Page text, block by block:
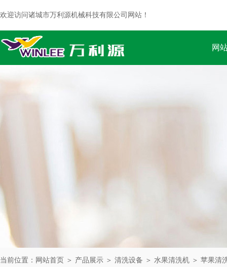
欢迎访问诸城市万利源机械科技有限公司网站！
网
当前位置： 网站首页 ＞ 产品展示 ＞ 清洗设备 ＞ 水果清洗机 ＞ 苹果清